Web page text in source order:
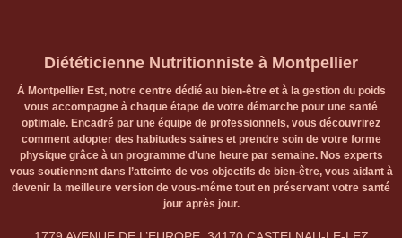
Diététicienne Nutritionniste à Montpellier
À Montpellier Est, notre centre dédié au bien-être et à la gestion du poids
vous accompagne à chaque étape de votre démarche pour une santé
optimale. Encadré par une équipe de professionnels, vous découvrirez
comment adopter des habitudes saines et prendre soin de votre forme
physique grâce à un programme d’une heure par semaine. Nos experts
vous soutiennent dans l’atteinte de vos objectifs de bien-être, vous aidant à
devenir la meilleure version de vous-même tout en préservant votre santé
jour après jour.